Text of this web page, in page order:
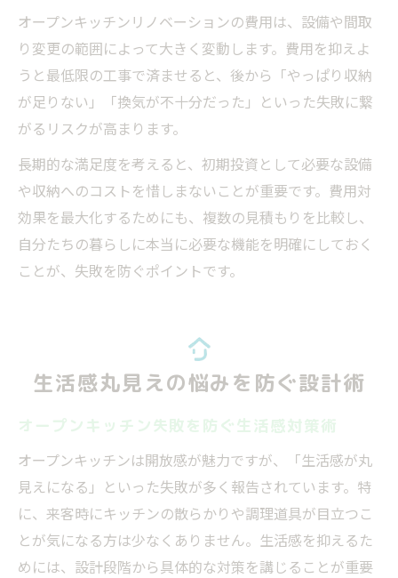
オープンキッチンリノベーションの費用は、設備や間取
り変更の範囲によって大きく変動します。費用を抑えよ
うと最低限の工事で済ませると、後から「やっぱり収納
が足りない」「換気が不十分だった」といった失敗に繋
がるリスクが高まります。
長期的な満足度を考えると、初期投資として必要な設備
や収納へのコストを惜しまないことが重要です。費用対
効果を最大化するためにも、複数の見積もりを比較し、
自分たちの暮らしに本当に必要な機能を明確にしておく
ことが、失敗を防ぐポイントです。
生活感丸見えの悩みを防ぐ設計術
オープンキッチン失敗を防ぐ生活感対策術
オープンキッチンは開放感が魅力ですが、「生活感が丸
見えになる」といった失敗が多く報告されています。特
に、来客時にキッチンの散らかりや調理道具が目立つこ
とが気になる方は少なくありません。生活感を抑えるた
めには、設計段階から具体的な対策を講じることが重要